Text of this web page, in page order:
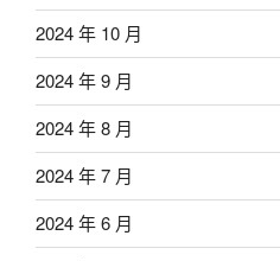
2024 年 10 月
2024 年 9 月
2024 年 8 月
2024 年 7 月
2024 年 6 月